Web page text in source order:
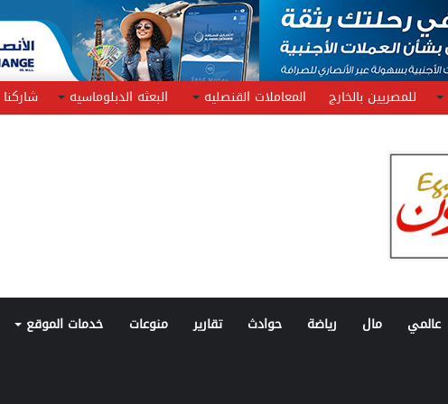
للمصريين بالخارج المعاملات القنصليه البعثه الدبلوماسيه شاركنا
عالمي مال رياضة حوادث تقارير منوعات خدمات الموقع